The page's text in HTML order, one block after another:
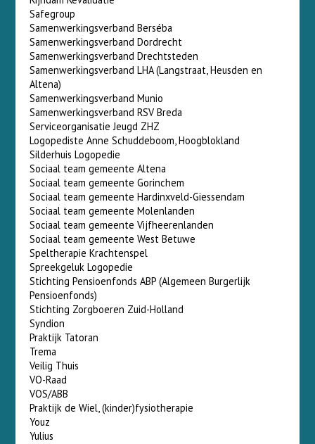
Safegroup
Samenwerkingsverband Berséba
Samenwerkingsverband Dordrecht
Samenwerkingsverband Drechtsteden
Samenwerkingsverband LHA (Langstraat, Heusden en
Altena)
Samenwerkingsverband Munio
Samenwerkingsverband RSV Breda
Serviceorganisatie Jeugd ZHZ
Logopediste Anne Schuddeboom, Hoogblokland
Silderhuis Logopedie
Sociaal team gemeente Altena
Sociaal team gemeente Gorinchem
Sociaal team gemeente Hardinxveld-Giessendam
Sociaal team gemeente Molenlanden
Sociaal team gemeente Vijfheerenlanden
Sociaal team gemeente West Betuwe
Speltherapie Krachtenspel
Spreekgeluk Logopedie
Stichting Pensioenfonds ABP (Algemeen Burgerlijk
Pensioenfonds)
Stichting Zorgboeren Zuid-Holland
Syndion
Praktijk Tatoran
Trema
Veilig Thuis
VO-Raad
VOS/ABB
Praktijk de Wiel, (kinder)fysiotherapie
Youz
Yulius